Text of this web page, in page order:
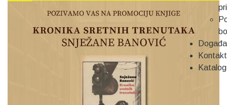
Kontakt
Katalog